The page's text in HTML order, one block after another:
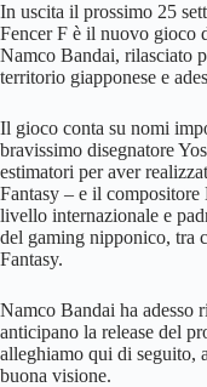
In uscita il prossimo 25
Fencer F è il nuovo gioco
Namco Bandai, rilasciato
territorio giapponese e
Il gioco conta su nomi
bravissimo disegnatore
estimatori per aver
Fantasy – e il
livello internazionale e
del gaming nipponico, tra
Fantasy.
Namco Bandai ha adesso
anticipano la release del
alleghiamo qui di seguito,
buona visione.